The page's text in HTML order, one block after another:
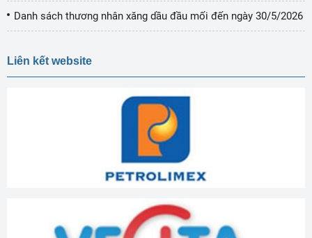
Danh sách thương nhân xăng dầu đầu mối đến ngày 30/5/2026
Liên kết website